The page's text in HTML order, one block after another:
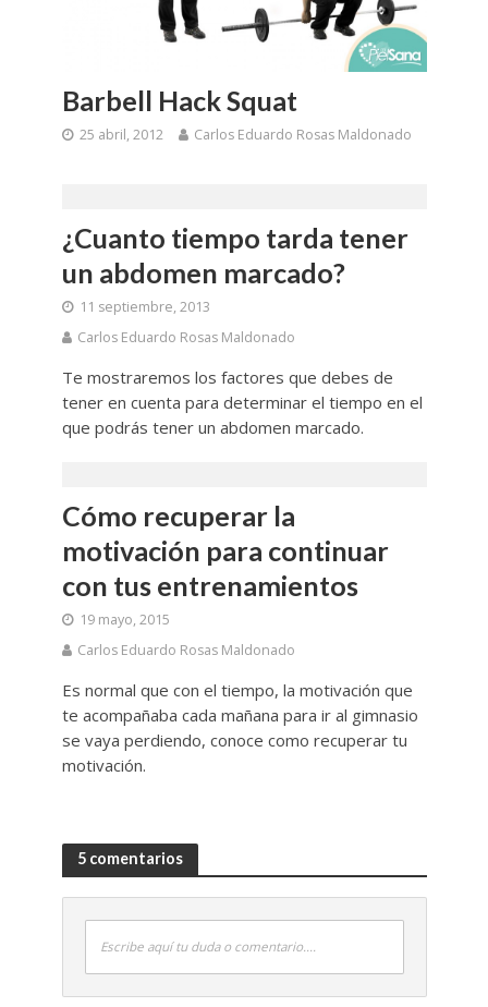
Barbell Hack Squat
25 abril, 2012 Carlos Eduardo Rosas Maldonado
¿Cuanto tiempo tarda tener
un abdomen marcado?
11 septiembre, 2013
Carlos Eduardo Rosas Maldonado
Te mostraremos los factores que debes de
tener en cuenta para determinar el tiempo en el
que podrás tener un abdomen marcado.
Cómo recuperar la
motivación para continuar
con tus entrenamientos
19 mayo, 2015
Carlos Eduardo Rosas Maldonado
Es normal que con el tiempo, la motivación que
te acompañaba cada mañana para ir al gimnasio
se vaya perdiendo, conoce como recuperar tu
motivación.
5 comentarios
Escribe aquí tu duda o comentario....